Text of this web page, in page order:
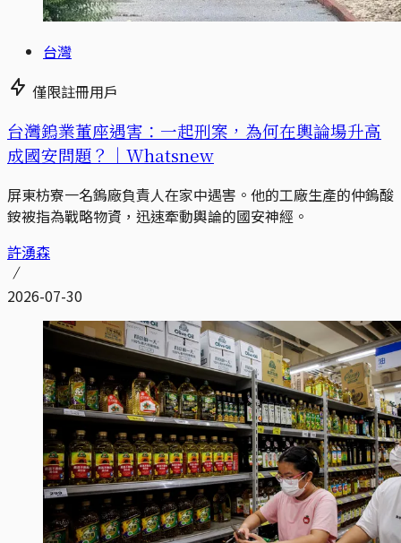
台灣
僅限註冊用戶
台灣鎢業董座遇害：一起刑案，為何在輿論場升高
成國安問題？｜Whatsnew
屏東枋寮一名鎢廠負責人在家中遇害。他的工廠生產的仲鎢酸
銨被指為戰略物資，迅速牽動輿論的國安神經。
許湧森
2026-07-30